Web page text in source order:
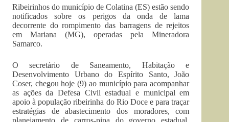
Ribeirinhos do município de Colatina (ES) estão sendo
notificados sobre os perigos da onda de lama
decorrente do rompimento das barragens de rejeitos
em Mariana (MG), operadas pela Mineradora
Samarco.
O secretário de Saneamento, Habitação e
Desenvolvimento Urbano do Espírito Santo, João
Coser, chegou hoje (9) ao município para acompanhar
as ações da Defesa Civil estadual e municipal em
apoio à população ribeirinha do Rio Doce e para traçar
estratégias de abastecimento dos moradores, com